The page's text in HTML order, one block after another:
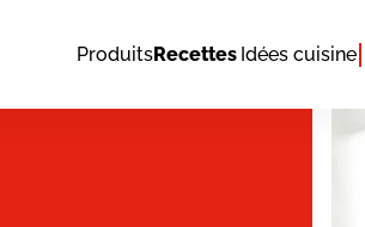
ProduitsRecettes Idées cuisine